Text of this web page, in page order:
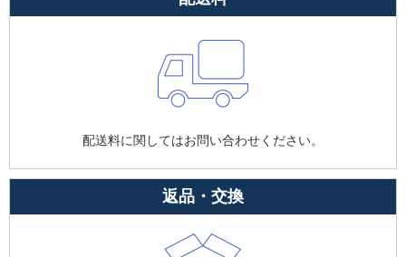
配送料に関してはお問い合わせください。
返品・交換